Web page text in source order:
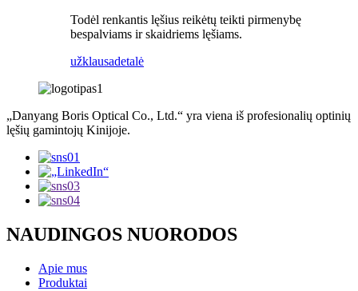
Todėl renkantis lęšius reikėtų teikti pirmenybę
bespalviams ir skaidriems lęšiams.
užklausadetalė
„Danyang Boris Optical Co., Ltd.“ yra viena iš profesionalių optinių
lęšių gamintojų Kinijoje.
NAUDINGOS NUORODOS
Apie mus
Produktai